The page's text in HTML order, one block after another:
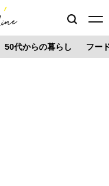
50代からの暮らし フー